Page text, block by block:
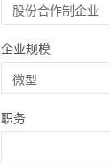
企业规模
职务